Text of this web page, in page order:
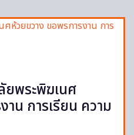
ยพระพิฆเนศ
าน การเรียน ความ